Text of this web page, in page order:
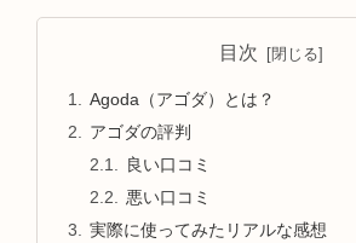
目次
Agoda（アゴダ）とは？
アゴダの評判
良い口コミ
悪い口コミ
実際に使ってみたリアルな感想